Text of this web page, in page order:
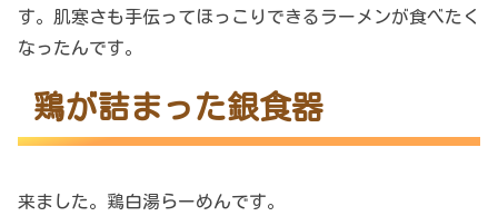
す。肌寒さも手伝ってほっこりできるラーメンが食べたく
なったんです。
鶏が詰まった銀食器
来ました。鶏白湯らーめんです。